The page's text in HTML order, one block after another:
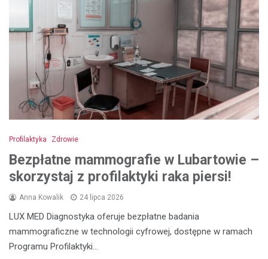
Profilaktyka Zdrowie
Bezpłatne mammografie w Lubartowie –
skorzystaj z profilaktyki raka piersi!
Anna Kowalik 24 lipca 2026
LUX MED Diagnostyka oferuje bezpłatne badania
mammograficzne w technologii cyfrowej, dostępne w ramach
Programu Profilaktyki…